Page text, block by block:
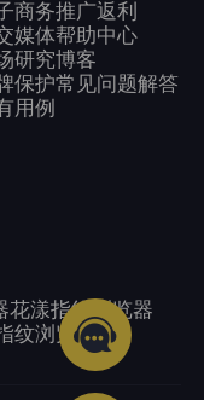
商务
媒体
研究
保护
用例
推广返利
帮助中心
博客
常见问题解答
花漾指纹浏览器
纹浏览器